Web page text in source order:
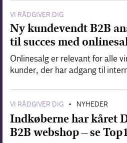
VI RÅDGIVER DIG
Ny kundevendt B2B
til succes med
Onlinesalg er relevant for alle
kunder, der har adgang til
VI RÅDGIVER DIG • NYHEDER
Indkøberne har kåret
B2B webshop – se